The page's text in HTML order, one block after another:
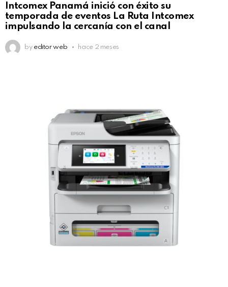
Intcomex Panamá inició con éxito su
temporada de eventos La Ruta Intcomex
impulsando la cercanía con el canal
by editor web hace 2 meses